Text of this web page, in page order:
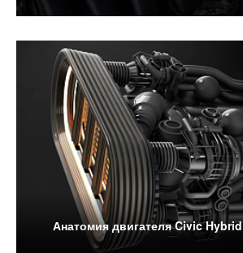
Анатомия двигателя Civic Hybrid